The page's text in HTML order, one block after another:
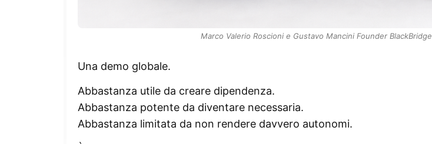
Marco Valerio Roscioni e Gustavo Mancini Founder BlackBridge
Una demo globale.
Abbastanza utile da creare dipendenza.
Abbastanza potente da diventare necessaria.
Abbastanza limitata da non rendere davvero autonomi.